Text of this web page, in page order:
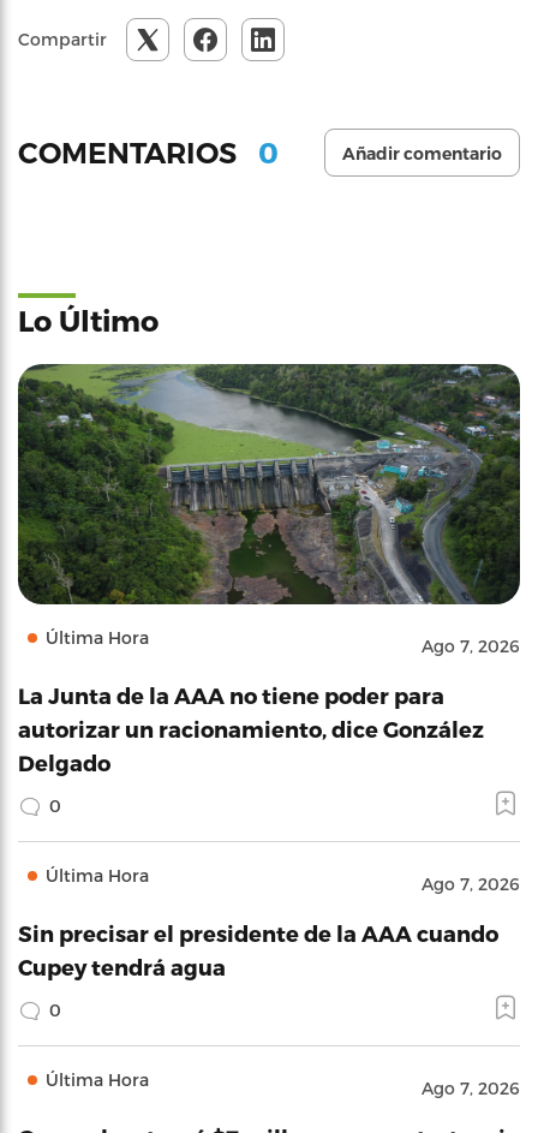
Compartir
COMENTARIOS 0 Añadir comentario
Lo Último
Última Hora Ago 7, 2026
La Junta de la AAA no tiene poder para
autorizar un racionamiento, dice González
Delgado
0
Última Hora Ago 7, 2026
Sin precisar el presidente de la AAA cuando
Cupey tendrá agua
0
Última Hora Ago 7, 2026